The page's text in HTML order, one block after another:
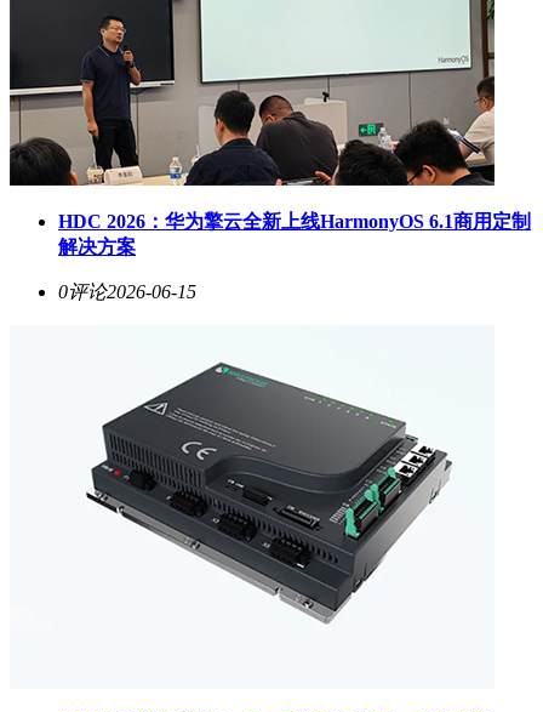
HDC 2026：华为擎云全新上线HarmonyOS 6.1商用定制
解决方案
0评论2026-06-15